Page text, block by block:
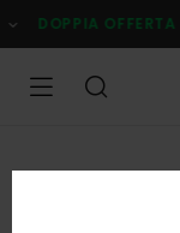
alle
informazioni
prodotto
DOPPIA OFFERTA